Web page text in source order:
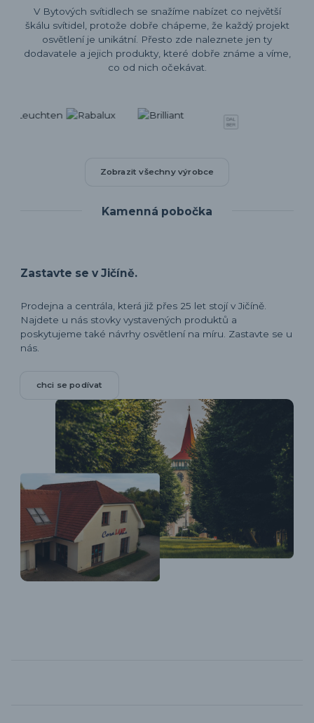
V Bytových svítidlech se snažíme nabízet co největší
škálu svítidel, protože dobře chápeme, že každý projekt
osvětlení je unikátní. Přesto zde naleznete jen ty
dodavatele a jejich produkty, které dobře známe a víme,
co od nich očekávat.
Zobrazit všechny výrobce
Kamenná pobočka
Zastavte se v Jičíně.
Prodejna a centrála, která již přes 25 let stojí v Jičíně.
Najdete u nás stovky vystavených produktů a
poskytujeme také návrhy osvětlení na míru. Zastavte se u
nás.
chci se podívat